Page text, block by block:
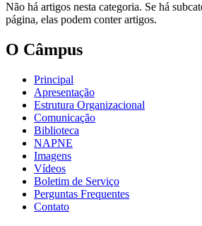
Não há artigos nesta categoria. Se há
página, elas podem conter artigos.
O Câmpus
Principal
Apresentação
Estrutura Organizacional
Comunicação
Biblioteca
NAPNE
Imagens
Vídeos
Boletim de Serviço
Perguntas Frequentes
Contato